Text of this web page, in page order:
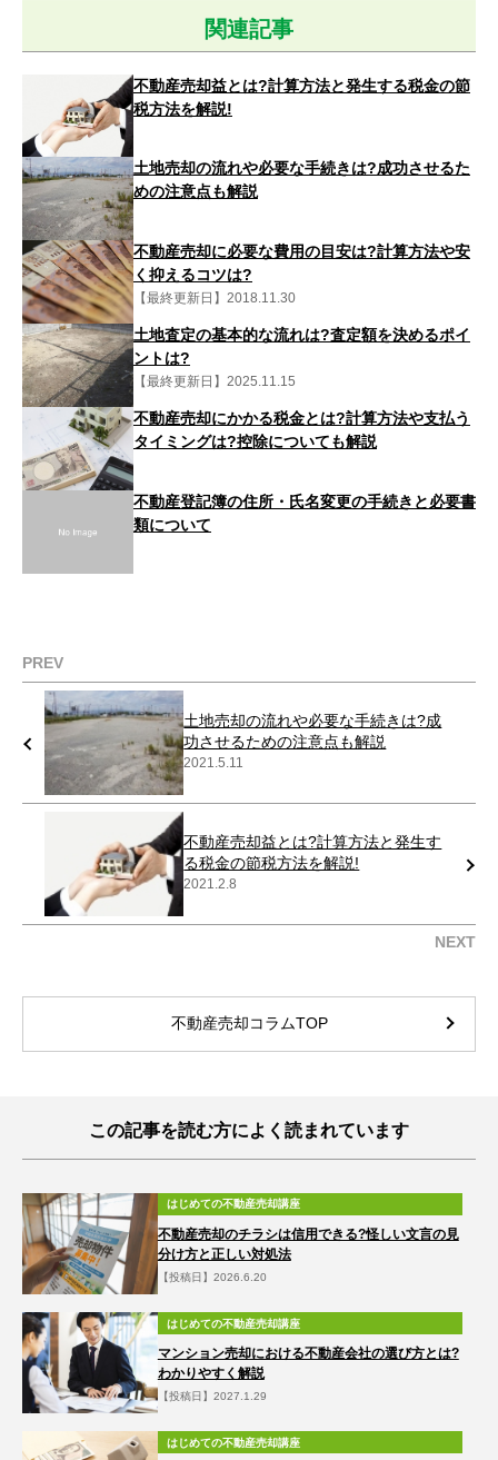
関連記事
不動産売却益とは?計算方法と発生する税金の節
税方法を解説!
土地売却の流れや必要な手続きは?成功させるた
めの注意点も解説
不動産売却に必要な費用の目安は?計算方法や安
く抑えるコツは?
【最終更新日】2018.11.30
土地査定の基本的な流れは?査定額を決めるポイ
ントは?
【最終更新日】2025.11.15
不動産売却にかかる税金とは?計算方法や支払う
タイミングは?控除についても解説
不動産登記簿の住所・氏名変更の手続きと必要書
類について
PREV
土地売却の流れや必要な手続きは?成
功させるための注意点も解説
2021.5.11
NEXT
不動産売却益とは?計算方法と発生す
る税金の節税方法を解説!
2021.2.8
不動産売却コラムTOP
この記事を読む方によく読まれています
はじめての不動産売却講座
不動産売却のチラシは信用できる?怪しい文言の見
分け方と正しい対処法
【投稿日】2026.6.20
はじめての不動産売却講座
マンション売却における不動産会社の選び方とは?
わかりやすく解説
【投稿日】2027.1.29
はじめての不動産売却講座